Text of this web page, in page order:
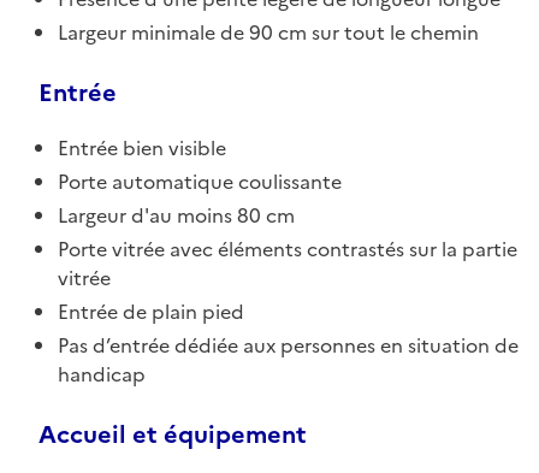
Largeur minimale de 90 cm sur tout le chemin
Entrée
Entrée bien visible
Porte automatique coulissante
Largeur d'au moins 80 cm
Porte vitrée avec éléments contrastés sur la partie
vitrée
Entrée de plain pied
Pas d’entrée dédiée aux personnes en situation de
handicap
Accueil et équipement